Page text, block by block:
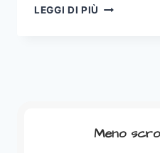
LEGGI DI PIÙ ANTHROPIC
VALE
Meno